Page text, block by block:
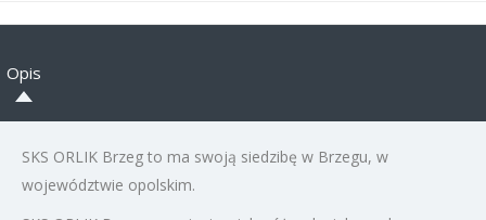
Opis
SKS ORLIK Brzeg to ma swoją siedzibę w Brzegu, w
województwie opolskim.